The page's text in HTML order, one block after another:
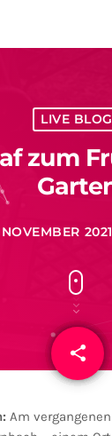
LIVE BLOG
zum
2021
share
email
Am